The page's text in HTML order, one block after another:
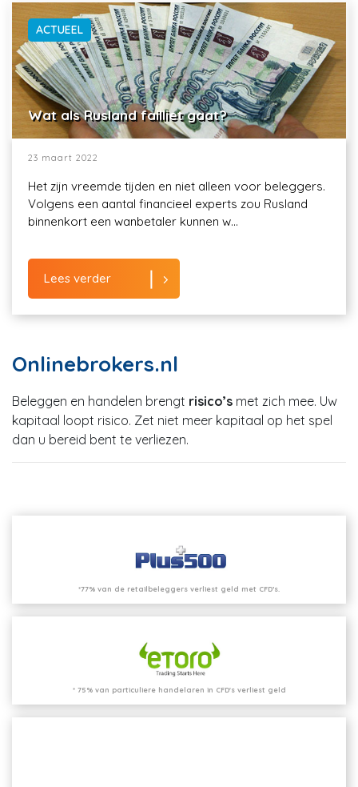
ACTUEEL
Wat als Rusland failliet gaat?
23 maart 2022
Het zijn vreemde tijden en niet alleen voor beleggers.
Volgens een aantal financieel experts zou Rusland
binnenkort een wanbetaler kunnen w...
Lees verder
Onlinebrokers.nl
Beleggen en handelen brengt risico’s met zich mee. Uw
kapitaal loopt risico. Zet niet meer kapitaal op het spel
dan u bereid bent te verliezen.
*77% van de retailbeleggers verliest geld met CFD’s.
* 75% van particuliere handelaren in CFD's verliest geld